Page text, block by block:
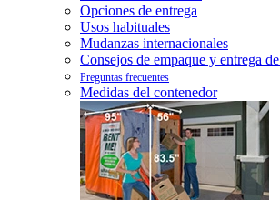
Opciones de entrega
Usos habituales
Mudanzas internacionales
Consejos de empaque y entrega de
Preguntas frecuentes
Medidas del contenedor